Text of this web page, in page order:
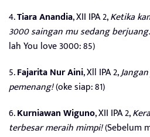
4.Tiara Anandia, XII IPA 2,Ketika
3000 saingan mu sedang berjuang.
lah You love 3000: 85)
5.Fajarita Nur Aini, Xll IPA 2,
pemenang!(oke siap: 81)
6.Kurniawan Wiguno, XII IPA 2,
terbesar meraih mimpi!(Sebelum